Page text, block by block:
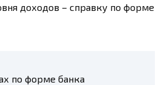
доходов – справку по форме
по форме банка